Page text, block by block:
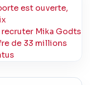
est ouverte,
recruter Mika Godts
de 33 millions